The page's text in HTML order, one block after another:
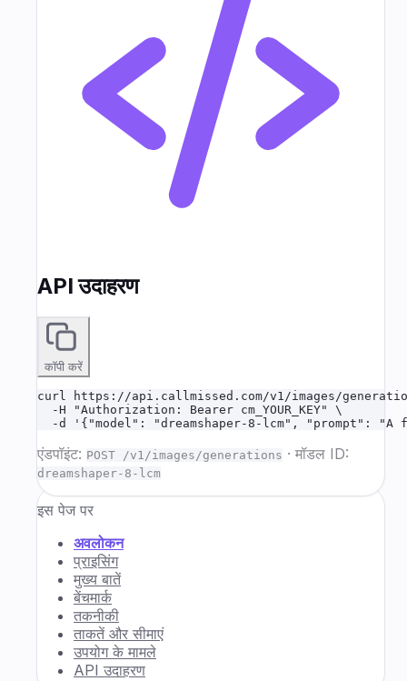
API उदाहरण
कॉपी करें
curl https://api.callmissed.com/v1/images/
  -H "Authorization: Bearer cm_YOUR_KEY" \
-d '{"model": "dreamshaper-8-lcm", "prompt": "A
एंडपॉइंट: POST /v1/images/generations · मॉडल ID:
dreamshaper-8-lcm
इस पेज पर
अवलोकन
प्राइसिंग
मुख्य बातें
बेंचमार्क
तकनीकी
ताकतें और सीमाएं
उपयोग के मामले
API उदाहरण